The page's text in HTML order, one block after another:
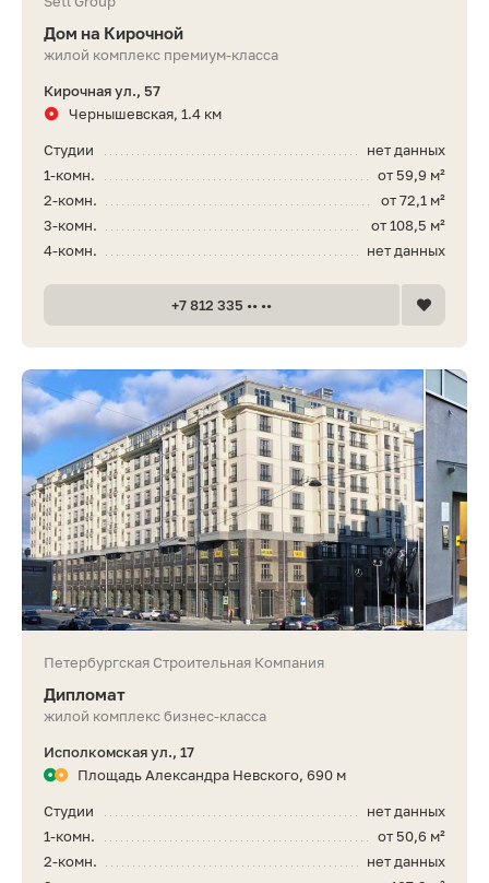
Дом на Кирочной
жилой комплекс премиум-класса
Кирочная ул., 57
Чернышевская, 1.4 км
нет данных
Студии
от 59,9 м²
1-комн.
от 72,1 м²
2-комн.
от 108,5 м²
3-комн.
нет данных
4-комн.
+7 812 335 •• ••
Петербургская Строительная Компания
Дипломат
жилой комплекс бизнес-класса
Исполкомская ул., 17
Площадь Александра Невского, 690 м
нет данных
Студии
от 50,6 м²
1-комн.
нет данных
2-комн.